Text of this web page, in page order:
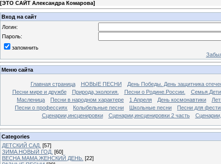
[ЭТО САЙТ Александра Комарова]
Вход на сайт
Логин:
Пароль:
запомнить
Меню сайта
Главная страница НОВЫЕ ПЕСНИ
День Победы. День защитника
Песни мире и дружбе
Природа,экология. Песни о Родине.России.
Масленица
Песни в народном характере 1 Апреля День космонавтики
Песни о профессиях
Колыбельные песни Школьные песни
Песни для
Сценарии,инсценировки
Сценарии,инсценировки 2 часть
Categories
ДЕТСКИЙ САД. [57]
ЗИМА.НОВЫЙ ГОД. [60]
ВЕСНА.МАМА.ЖЕНСКИЙ ДЕНЬ. [22]